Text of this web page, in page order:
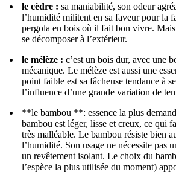
le cèdre : sa maniabilité, son odeur
l’humidité militent en sa faveur pour la
pergola en bois où il fait bon vivre. Mais
se décomposer à l’extérieur.
le mélèze : c’est un bois dur, avec une
mécanique. Le mélèze est aussi une
point faible est sa fâcheuse tendance à
l’influence d’une grande variation de
**le bambou **: essence la plus
bambou est léger, lisse et creux, ce qui
très malléable. Le bambou résiste bien
l’humidité. Son usage ne nécessite pas
un revêtement isolant. Le choix du
l’espèce la plus utilisée du moment)